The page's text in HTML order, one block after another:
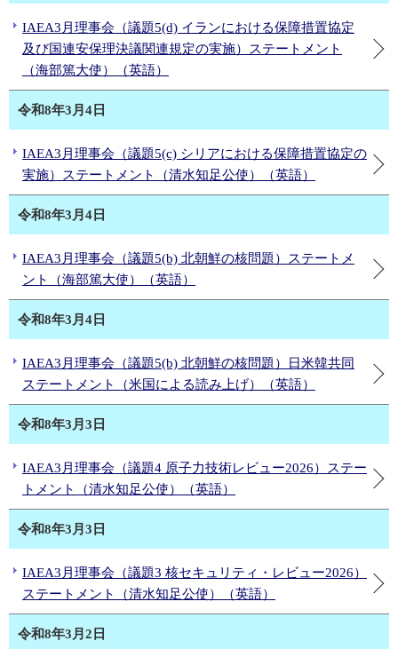
IAEA3月理事会（議題5(d) イランにおける保障措置協定
及び国連安保理決議関連規定の実施）ステートメント
（海部篤大使）（英語）
令和8年3月4日
IAEA3月理事会（議題5(c) シリアにおける保障措置協定の
実施）ステートメント（清水知足公使）（英語）
令和8年3月4日
IAEA3月理事会（議題5(b) 北朝鮮の核問題）ステートメ
ント（海部篤大使）（英語）
令和8年3月4日
IAEA3月理事会（議題5(b) 北朝鮮の核問題）日米韓共同
ステートメント（米国による読み上げ）（英語）
令和8年3月3日
IAEA3月理事会（議題4 原子力技術レビュー2026）ステー
トメント（清水知足公使）（英語）
令和8年3月3日
IAEA3月理事会（議題3 核セキュリティ・レビュー2026）
ステートメント（清水知足公使）（英語）
令和8年3月2日